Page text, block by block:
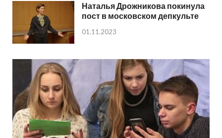
Наталья Дрожникова покинула
пост в московском депкульте
01.11.2023